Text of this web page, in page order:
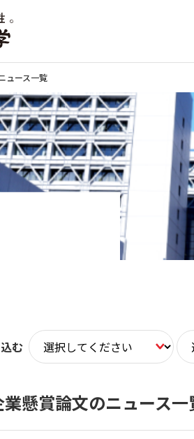
ュース一覧
む
懸賞論文のニュース一